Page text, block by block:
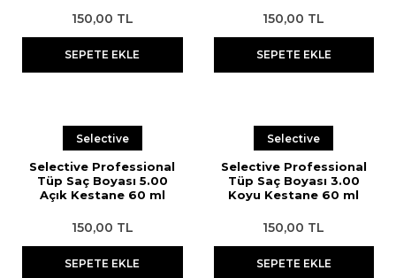
150,00 TL
SEPETE EKLE
150,00 TL
SEPETE EKLE
Selective
Selective Professional
Tüp Saç Boyası 5.00
Açık Kestane 60 ml
150,00 TL
SEPETE EKLE
Selective
Selective Professional
Tüp Saç Boyası 3.00
Koyu Kestane 60 ml
150,00 TL
SEPETE EKLE